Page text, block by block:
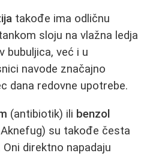
takođe ima odličnu
sloju na vlažna ledja
bubuljica, već i u
navode značajno
dana redovne upotrebe.
(antibiotik) ili benzol
su takođe česta
direktno napadaju